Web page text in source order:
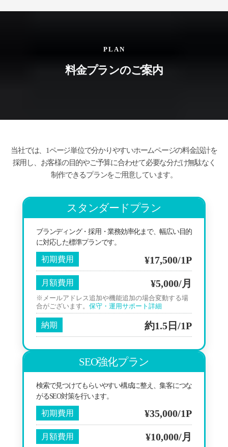
PLAN
料金プランのご案内
当社では、1ページ単位で分かりやすいホームページの料金設計を
採用し、お客様の目的やご予算に合わせて必要な分だけ無駄なく
制作できるプランをご用意しています。
スタンダードプラン
ブランディング・採用・業務効率化まで、幅広い目的
に対応した標準プランです。
初期費用 ¥17,500/1P
月額費用 ¥5,000/月
※メールアドレス追加や機能追加の場合変動する場
合がございます。 保守・運用サポート詳細
納期 約1.5日/1P
SEO強化プラン
検索で見つけてもらいやすい構成に整え、集客につな
がるSEO対策を行います。
初期費用 ¥35,000/1P
月額費用 ¥10,000/月